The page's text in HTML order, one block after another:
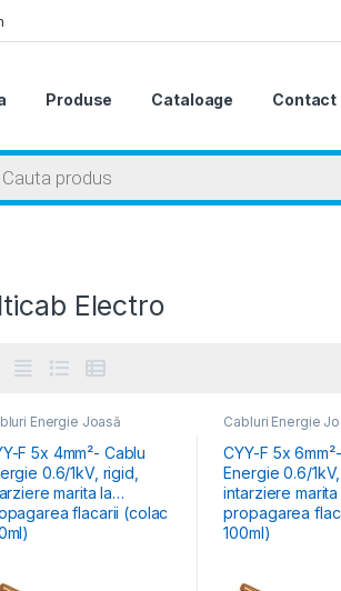
Produse Cataloage Contact
search
Electro
Energie Joasă
(JT)
F 5x 4mm²- Cablu
0.6/1kV, rigid,
marita la
flacarii (colac
Cabluri Energie
Tensiune (JT)
CYY-F 5x
Energie 0.6/
intarziere marita
propagarea
100ml)